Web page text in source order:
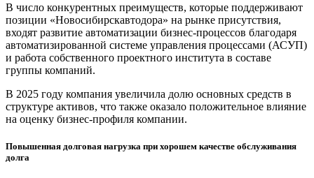
В число конкурентных преимуществ, которые поддерживают
позиции «Новосибирскавтодора» на рынке присутствия,
входят развитие автоматизации бизнес-процессов благодаря
автоматизированной системе управления процессами (АСУП)
и работа собственного проектного института в составе
группы компаний.
В 2025 году компания увеличила долю основных средств в
структуре активов, что также оказало положительное влияние
на оценку бизнес-профиля компании.
Повышенная долговая нагрузка при хорошем качестве обслуживания
долга